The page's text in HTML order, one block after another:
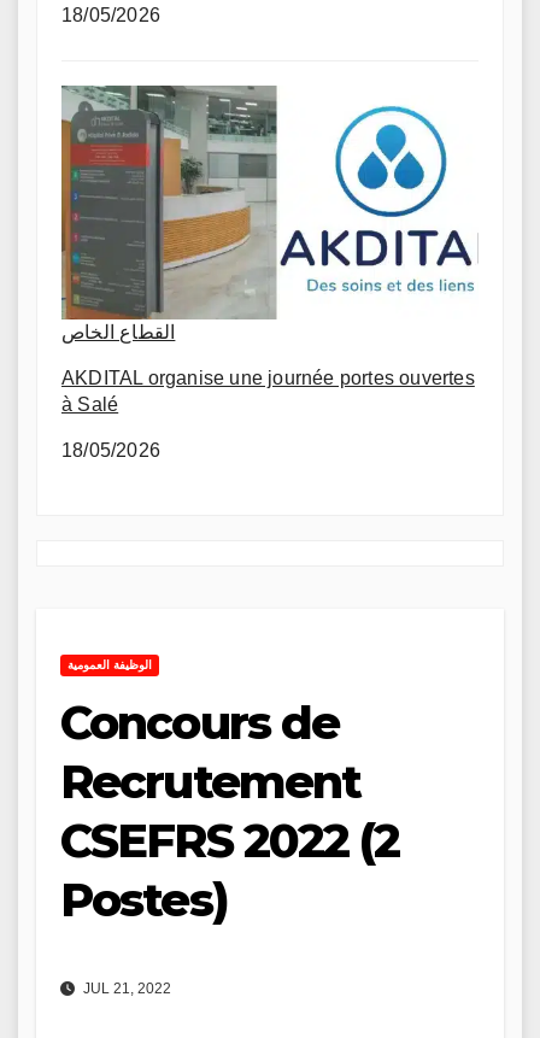
18/05/2026
القطاع الخاص
AKDITAL organise une journée portes ouvertes
à Salé
18/05/2026
الوظيفة العمومية
Concours de
Recrutement
CSEFRS 2022 (2
Postes)
JUL 21, 2022